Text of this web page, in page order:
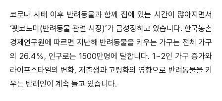
코로나 사태 이후 반려동물과 함께 집에 있는 시간이 많아지면서
‘펫코노미(반려동물 관련 시장)’가 급성장하고 있습니다. 한국농촌
경제연구원에 따르면 지난해 반려동물을 키우는 가구는 전체 가구
의 26.4％, 인구로는 1500만명에 달합니다. 1~2인 가구 증가와
라이프스타일의 변화, 저출생과 고령화의 영향으로 반려동물을 키
우는 반려인이 계속 늘고 있습니다.